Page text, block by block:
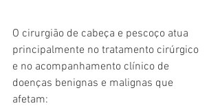
O cirurgião de cabeça e pescoço atua
principalmente no tratamento cirúrgico
e no acompanhamento clínico de
doenças benignas e malignas que
afetam: